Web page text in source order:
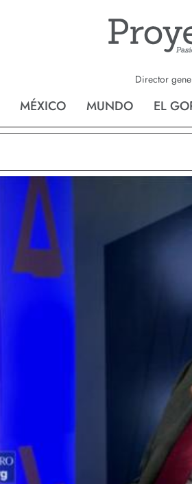
Director
MÉXICO MUNDO EL
Reynosa